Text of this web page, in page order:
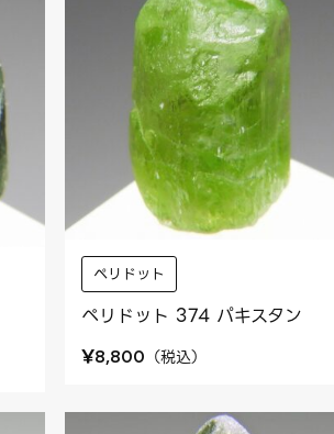
ペリドット
ペリドット 374 パキスタン
¥8,800 （税込）